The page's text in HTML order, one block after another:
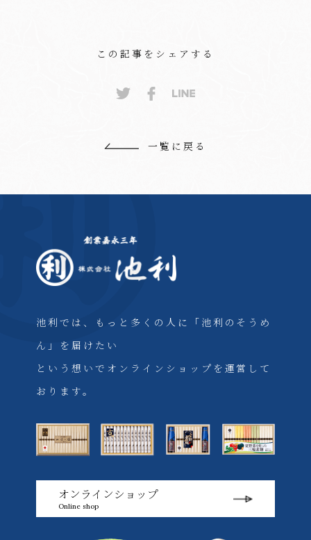
この記事をシェアする
一覧に戻る
池利では、もっと多くの人に「池利のそうめ
ん」を届けたい
という想いでオンラインショップを運営して
おります。
オンラインショップ
Online shop